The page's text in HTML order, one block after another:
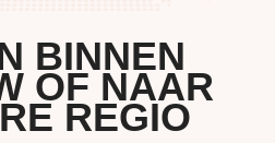
BINNEN
OF NAAR
REGIO